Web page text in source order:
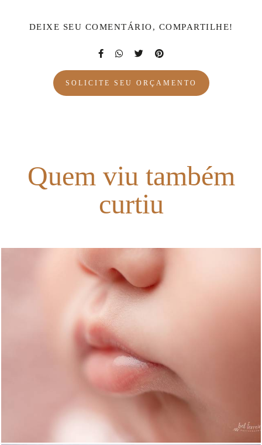
DEIXE SEU COMENTÁRIO, COMPARTILHE!
SOLICITE SEU ORÇAMENTO
Quem viu também
curtiu
2160 1